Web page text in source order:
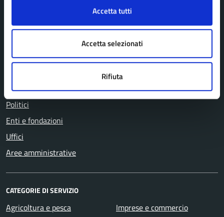
Accetta tutti
Accetta selezionati
Rifiuta
Comune di Pavullo nel Frignano
AMMINISTRAZIONE
Personale amministrativo
Politici
Enti e fondazioni
Uffici
Aree amministrative
CATEGORIE DI SERVIZIO
Agricoltura e pesca
Imprese e commercio